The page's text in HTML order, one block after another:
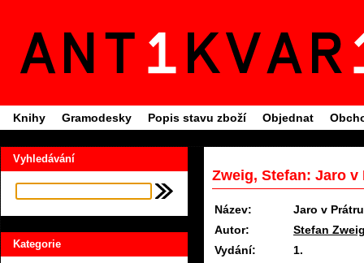
Knihy Gramodesky Popis stavu zboží Objednat
Vyhledávání
Kategorie
Zweig, Stefan: Jaro v
Název:
Jaro v
Autor:
Stefan
Vydání:
1.